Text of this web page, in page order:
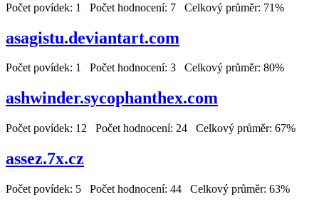
Počet povídek: 1 Počet hodnocení: 7 Celkový průměr: 71%
asagistu.deviantart.com
Počet povídek: 1 Počet hodnocení: 3 Celkový průměr: 80%
ashwinder.sycophanthex.com
Počet povídek: 12 Počet hodnocení: 24 Celkový průměr: 67%
assez.7x.cz
Počet povídek: 5 Počet hodnocení: 44 Celkový průměr: 63%